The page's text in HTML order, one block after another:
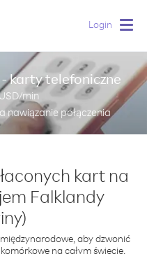
Login
karty telefoniczne
min
nawiązanie połączenia
kart na
Falklandy
aby dzwonić
na całym świecie.